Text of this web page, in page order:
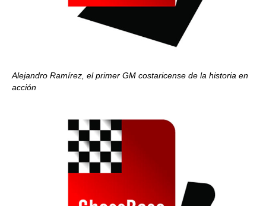
Alejandro Ramírez, el primer GM costaricense de la historia en
acción